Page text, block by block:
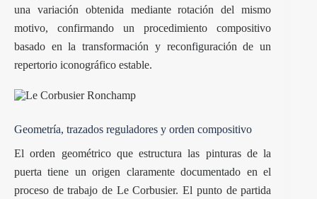
una variación obtenida mediante rotación del mismo
motivo, confirmando un procedimiento compositivo
basado en la transformación y reconfiguración de un
repertorio iconográfico estable.
Geometría, trazados reguladores y orden compositivo
El orden geométrico que estructura las pinturas de la
puerta tiene un origen claramente documentado en el
proceso de trabajo de Le Corbusier. El punto de partida